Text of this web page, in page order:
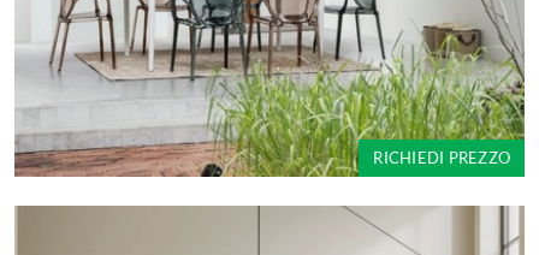
RICHIEDI PREZZO